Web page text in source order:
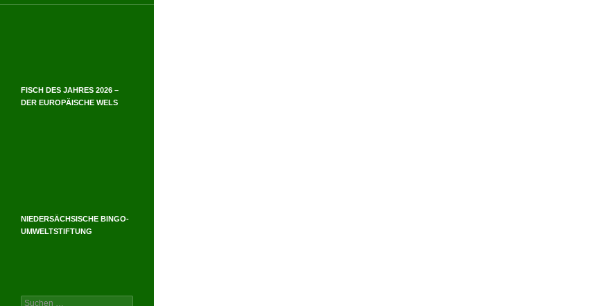
FISCH DES JAHRES 2026 –
DER EUROPÄISCHE WELS
NIEDERSÄCHSISCHE BINGO-
UMWELTSTIFTUNG
Suchen